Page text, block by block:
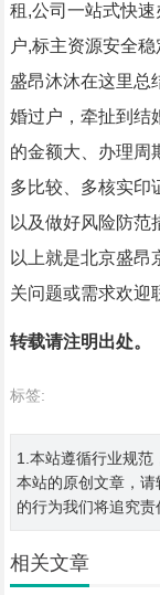
租,公司一站式快
户,标主资源安全稳
盛昂沐沐在这里总
婚过户，牵扯到结
的金额大、办理周
多比较、多核实印
以及做好风险防范
以上就是北京盛昂
关问题或需求欢迎
转载请注明出处。
标签:
1.本站遵循行业规范
本站的原创文章，
的行为我们将追究责
相关文章